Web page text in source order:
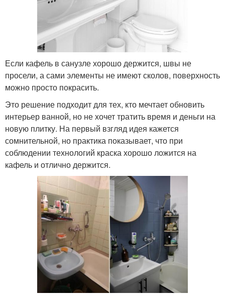
Если кафель в санузле хорошо держится, швы не
просели, а сами элементы не имеют сколов, поверхность
можно просто покрасить.
Это решение подходит для тех, кто мечтает обновить
интерьер ванной, но не хочет тратить время и деньги на
новую плитку. На первый взгляд идея кажется
сомнительной, но практика показывает, что при
соблюдении технологий краска хорошо ложится на
кафель и отлично держится.